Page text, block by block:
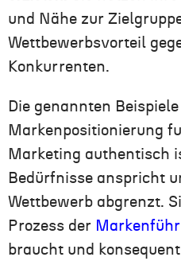
und Nähe zur
Wettbewerbsvorteil
Konkurrenten.
Die genannten
Markenpositionierung
Marketing authentisch
Bedürfnisse anspricht
Wettbewerb abgrenzt.
Prozess der
braucht und